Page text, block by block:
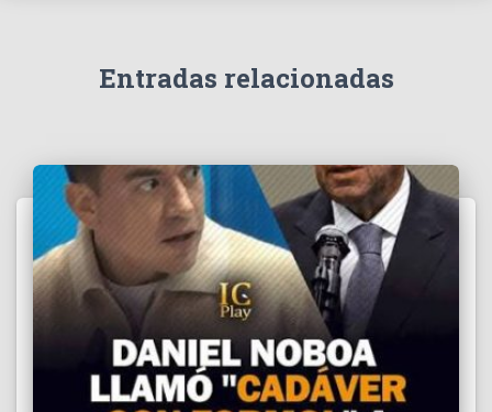
Entradas relacionadas